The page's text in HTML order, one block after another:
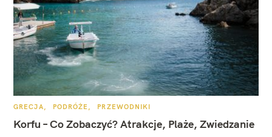
K
T
E
GRECJA PODRÓŻE PRZEWODNIKI
Korfu – Co Zobaczyć? Atrakcje, Plaże, Zwiedzanie